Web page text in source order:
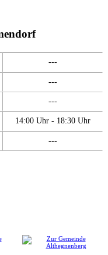
---
---
---
14:00 Uhr - 18:30 Uhr
---